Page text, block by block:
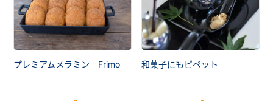
プレミアムメラミン Frimo 和菓子にもピペット